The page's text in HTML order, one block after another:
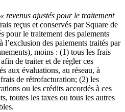
« revenus ajustés pour le traitement
reçus et conservés par Square de
pour le traitement des paiements
l’exclusion des paiements traités par
moins : (1) tous les frais
de traiter et de régler ces
aux évaluations, au réseau, à
de rétrofacturation; (2) les
ou les crédits accordés à ces
toutes les taxes ou tous les autres